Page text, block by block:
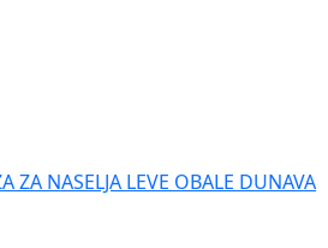
ZA NASELJA LEVE OBALE DUNAVA